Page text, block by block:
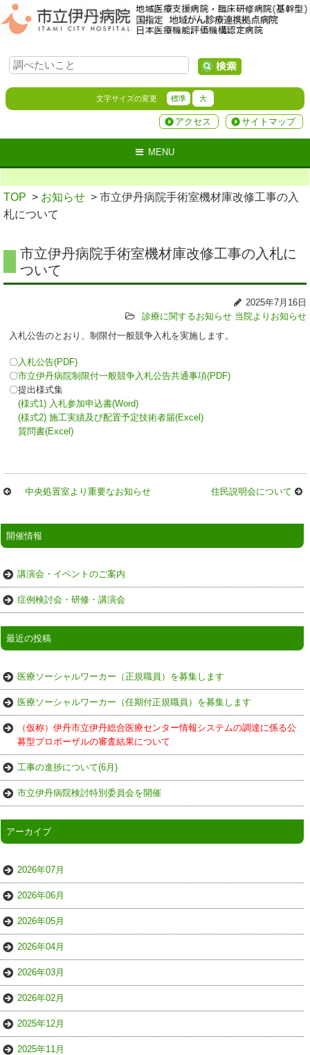
文字サイズの変更 標準 大
サイトマップ
アクセス
MENU
TOP > お知らせ > 市立伊丹病院手術室機材庫改修工事の入
札について
市立伊丹病院手術室機材庫改修工事の入札に
ついて
2025年7月16日
診療に関するお知らせ 当院よりお知らせ
入札公告のとおり、制限付一般競争入札を実施します。
〇入札公告(PDF)
〇市立伊丹病院制限付一般競争入札公告共通事項(PDF)
〇提出様式集
(様式1) 入札参加申込書(Word)
(様式2) 施工実績及び配置予定技術者届(Excel)
質問書(Excel)
中央処置室より重要なお知らせ 住民説明会について
開催情報
講演会・イベントのご案内
症例検討会・研修・講演会
最近の投稿
医療ソーシャルワーカー（正規職員）を募集します
医療ソーシャルワーカー（任期付正規職員）を募集します
（仮称）伊丹市立伊丹総合医療センター情報システムの調達に係る公
募型プロポーザルの審査結果について
工事の進捗について(6月)
市立伊丹病院検討特別委員会を開催
アーカイブ
2026年07月
2026年06月
2026年05月
2026年04月
2026年03月
2026年02月
2025年12月
2025年11月